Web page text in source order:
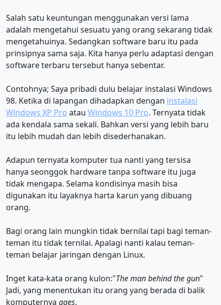
Salah satu keuntungan menggunakan versi lama
adalah mengetahui sesuatu yang orang sekarang tidak
mengetahuinya. Sedangkan software baru itu pada
prinsipnya sama saja. Kita hanya perlu adaptasi dengan
software terbaru tersebut hanya sebentar.
Contohnya; Saya pribadi dulu belajar instalasi Windows
98. Ketika di lapangan dihadapkan dengan instalasi
Windows XP Pro atau Windows 10 Pro. Ternyata tidak
ada kendala sama sekali. Bahkan versi yang lebih baru
itu lebih mudah dan lebih disederhanakan.
Adapun ternyata komputer tua nanti yang tersisa
hanya seonggok hardware tanpa software itu juga
tidak mengapa. Selama kondisinya masih bisa
digunakan itu layaknya harta karun yang dibuang
orang.
Bagi orang lain mungkin tidak bernilai tapi bagi teman-
teman itu tidak ternilai. Apalagi nanti kalau teman-
teman belajar jaringan dengan Linux.
Inget kata-kata orang kulon:"The man behind the gun"
Jadi, yang menentukan itu orang yang berada di balik
komputernya gaes.